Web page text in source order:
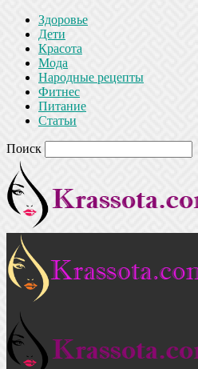
Здоровье
Дети
Красота
Мода
Народные рецепты
Фитнес
Питание
Статьи
Поиск